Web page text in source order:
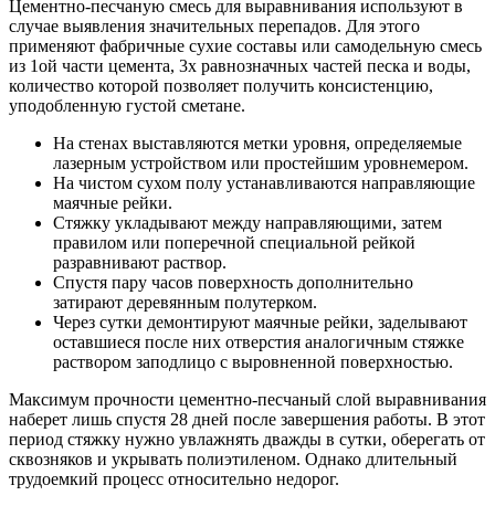
Цементно-песчаную смесь для выравнивания используют в
случае выявления значительных перепадов. Для этого
применяют фабричные сухие составы или самодельную смесь
из 1ой части цемента, 3х равнозначных частей песка и воды,
количество которой позволяет получить консистенцию,
уподобленную густой сметане.
На стенах выставляются метки уровня, определяемые
лазерным устройством или простейшим уровнемером.
На чистом сухом полу устанавливаются направляющие
маячные рейки.
Стяжку укладывают между направляющими, затем
правилом или поперечной специальной рейкой
разравнивают раствор.
Спустя пару часов поверхность дополнительно
затирают деревянным полутерком.
Через сутки демонтируют маячные рейки, заделывают
оставшиеся после них отверстия аналогичным стяжке
раствором заподлицо с выровненной поверхностью.
Максимум прочности цементно-песчаный слой выравнивания
наберет лишь спустя 28 дней после завершения работы. В этот
период стяжку нужно увлажнять дважды в сутки, оберегать от
сквозняков и укрывать полиэтиленом. Однако длительный
трудоемкий процесс относительно недорог.